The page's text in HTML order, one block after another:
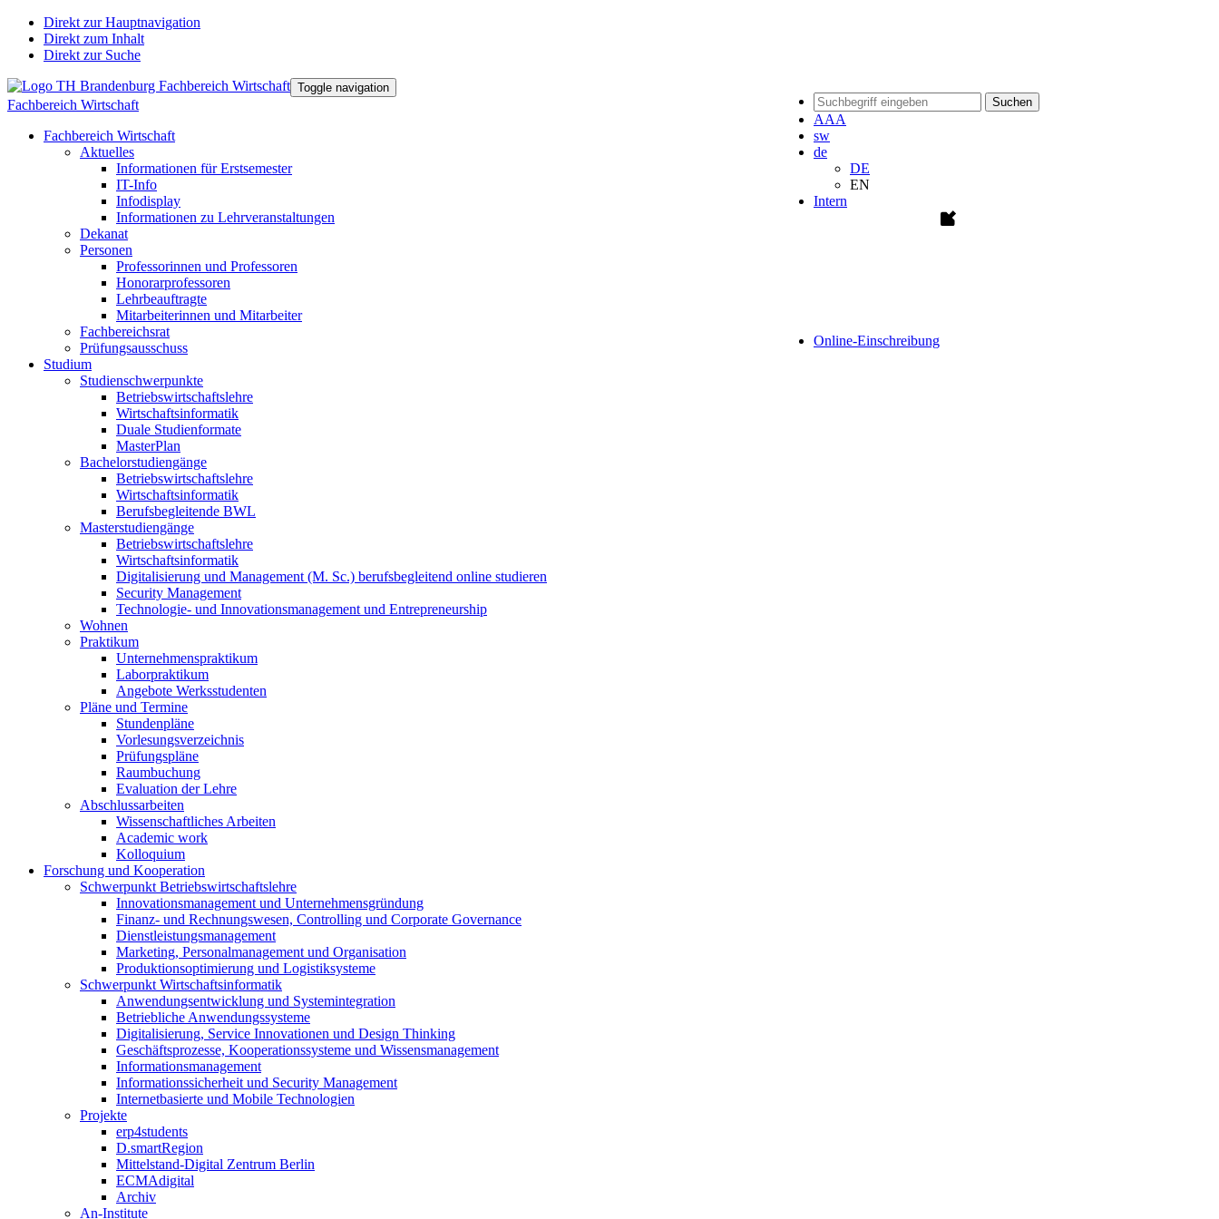
Direkt zur Hauptnavigation
Direkt zum Inhalt
Direkt zur Suche
Suchen
AAA
sw
de
DE
EN
Intern
Online-Einschreibung
Toggle navigation
Fachbereich Wirtschaft
Fachbereich Wirtschaft
Aktuelles
Informationen für Erstsemester
IT-Info
Infodisplay
Informationen zu Lehrveranstaltungen
Dekanat
Personen
Professorinnen und Professoren
Honorarprofessoren
Lehrbeauftragte
Mitarbeiterinnen und Mitarbeiter
Fachbereichsrat
Prüfungsausschuss
Studium
Studienschwerpunkte
Betriebswirtschaftslehre
Wirtschaftsinformatik
Duale Studienformate
MasterPlan
Bachelorstudiengänge
Betriebswirtschaftslehre
Wirtschaftsinformatik
Berufsbegleitende BWL
Masterstudiengänge
Betriebswirtschaftslehre
Wirtschaftsinformatik
Digitalisierung und Management (M. Sc.) berufsbegleitend online studieren
Security Management
Technologie- und Innovationsmanagement und Entrepreneurship
Wohnen
Praktikum
Unternehmenspraktikum
Laborpraktikum
Angebote Werksstudenten
Pläne und Termine
Stundenpläne
Vorlesungsverzeichnis
Prüfungspläne
Raumbuchung
Evaluation der Lehre
Abschlussarbeiten
Wissenschaftliches Arbeiten
Academic work
Kolloquium
Forschung und Kooperation
Schwerpunkt Betriebswirtschaftslehre
Innovationsmanagement und Unternehmensgründung
Finanz- und Rechnungswesen, Controlling und Corporate Governance
Dienstleistungsmanagement
Marketing, Personalmanagement und Organisation
Produktionsoptimierung und Logistiksysteme
Schwerpunkt Wirtschaftsinformatik
Anwendungsentwicklung und Systemintegration
Betriebliche Anwendungssysteme
Digitalisierung, Service Innovationen und Design Thinking
Geschäftsprozesse, Kooperationssysteme und Wissensmanagement
Informationsmanagement
Informationssicherheit und Security Management
Internetbasierte und Mobile Technologien
Projekte
erp4students
D.smartRegion
Mittelstand-Digital Zentrum Berlin
ECMAdigital
Archiv
An-Institute